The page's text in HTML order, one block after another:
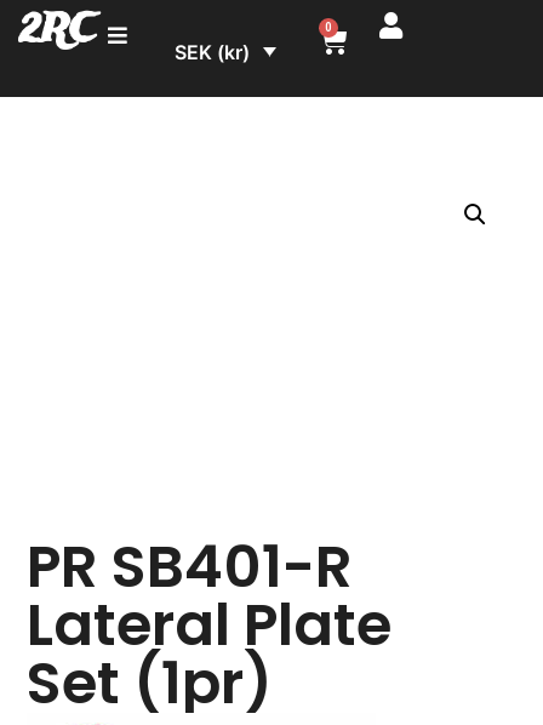
2RC SEK (kr)
0
PR SB401-R
Lateral Plate
Set (1pr)